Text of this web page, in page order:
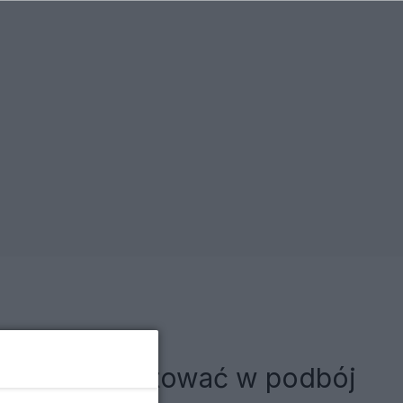
inwestować w podbój